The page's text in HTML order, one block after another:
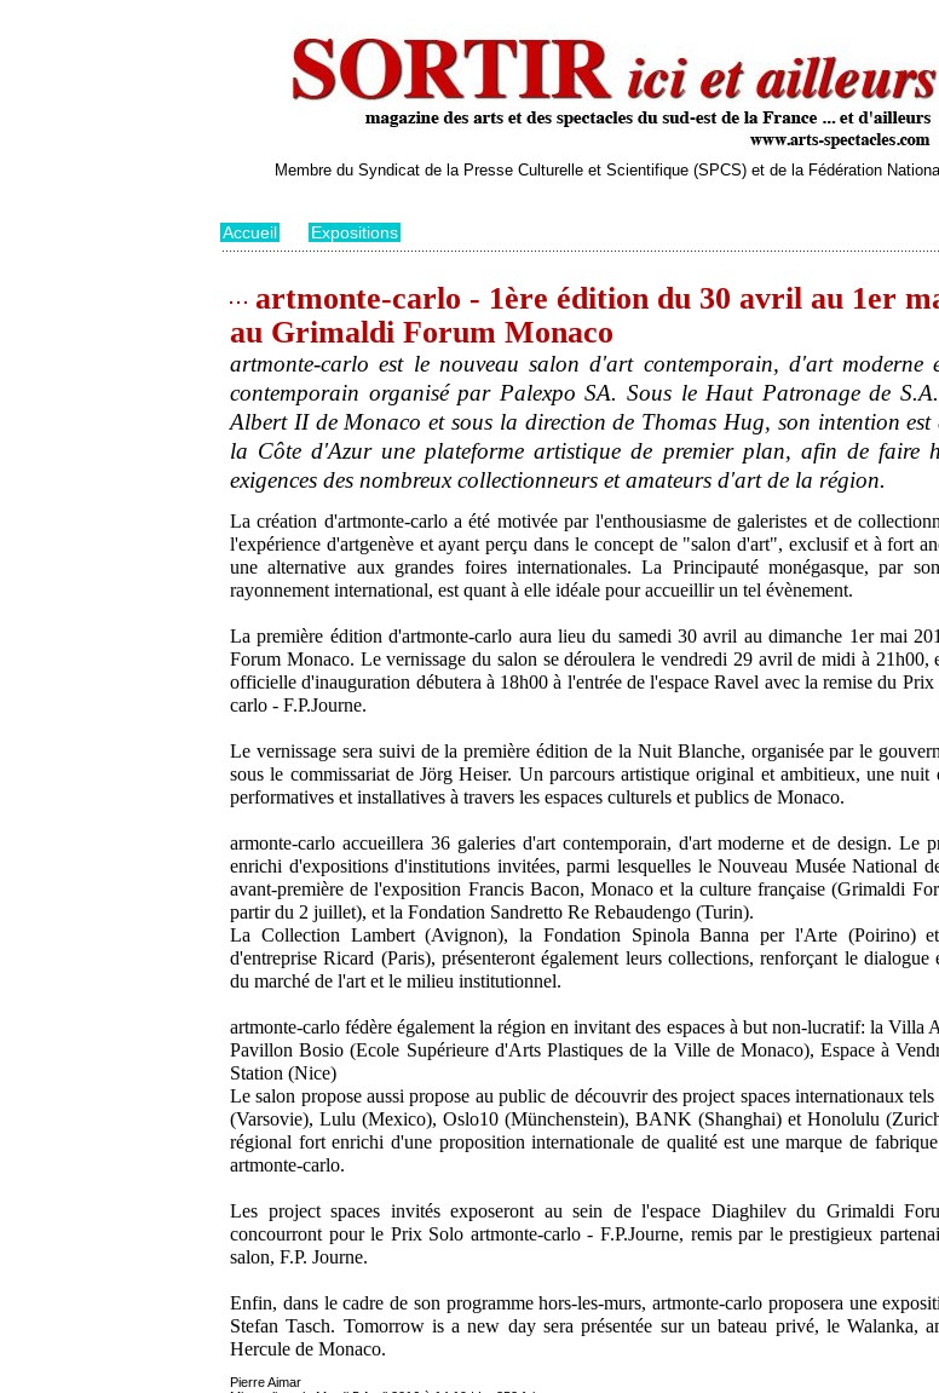
Membre du Syndicat de la Presse Culturelle et Scientifique (SPCS) et de la Fédération
Accueil Expositions
artmonte-carlo - 1ère édition du 30 avril au 1er
au Grimaldi Forum Monaco
artmonte-carlo est le nouveau salon d'art contemporain, d'art moderne
contemporain organisé par Palexpo SA. Sous le Haut Patronage de
Albert II de Monaco et sous la direction de Thomas Hug, son intention
la Côte d'Azur une plateforme artistique de premier plan, afin de faire
exigences des nombreux collectionneurs et amateurs d'art de la région.
La création d'artmonte-carlo a été motivée par l'enthousiasme de galeristes et de
l'expérience d'artgenève et ayant perçu dans le concept de "salon d'art", exclusif et à fort
une alternative aux grandes foires internationales. La Principauté monégasque, par
rayonnement international, est quant à elle idéale pour accueillir un tel évènement.
La première édition d'artmonte-carlo aura lieu du samedi 30 avril au dimanche 1er mai
Forum Monaco. Le vernissage du salon se déroulera le vendredi 29 avril de midi à 21h00,
officielle d'inauguration débutera à 18h00 à l'entrée de l'espace Ravel avec la remise du
carlo - F.P.Journe.
Le vernissage sera suivi de la première édition de la Nuit Blanche, organisée par le
sous le commissariat de Jörg Heiser. Un parcours artistique original et ambitieux, une nuit
performatives et installatives à travers les espaces culturels et publics de Monaco.
armonte-carlo accueillera 36 galeries d'art contemporain, d'art moderne et de design. Le
enrichi d'expositions d'institutions invitées, parmi lesquelles le Nouveau Musée National
avant-première de l'exposition Francis Bacon, Monaco et la culture française (Grimaldi
partir du 2 juillet), et la Fondation Sandretto Re Rebaudengo (Turin).
La Collection Lambert (Avignon), la Fondation Spinola Banna per l'Arte (Poirino)
d'entreprise Ricard (Paris), présenteront également leurs collections, renforçant le dialogue
du marché de l'art et le milieu institutionnel.
artmonte-carlo fédère également la région en invitant des espaces à but non-lucratif: la Villa
Pavillon Bosio (Ecole Supérieure d'Arts Plastiques de la Ville de Monaco), Espace à
Station (Nice)
Le salon propose aussi propose au public de découvrir des project spaces internationaux
(Varsovie), Lulu (Mexico), Oslo10 (Münchenstein), BANK (Shanghai) et Honolulu
régional fort enrichi d'une proposition internationale de qualité est une marque de
artmonte-carlo.
Les project spaces invités exposeront au sein de l'espace Diaghilev du Grimaldi
concourront pour le Prix Solo artmonte-carlo - F.P.Journe, remis par le prestigieux
salon, F.P. Journe.
Enfin, dans le cadre de son programme hors-les-murs, artmonte-carlo proposera une
Stefan Tasch. Tomorrow is a new day sera présentée sur un bateau privé, le Walanka,
Hercule de Monaco.
Pierre Aimar